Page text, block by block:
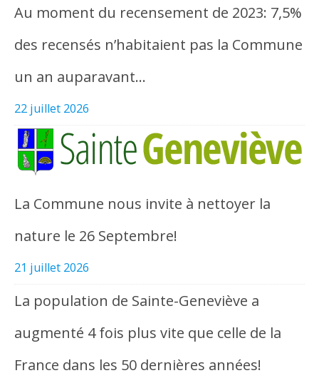
Au moment du recensement de 2023: 7,5%
des recensés n’habitaient pas la Commune
un an auparavant…
22 juillet 2026
La Commune nous invite à nettoyer la
nature le 26 Septembre!
21 juillet 2026
La population de Sainte-Geneviève a
augmenté 4 fois plus vite que celle de la
France dans les 50 dernières années!